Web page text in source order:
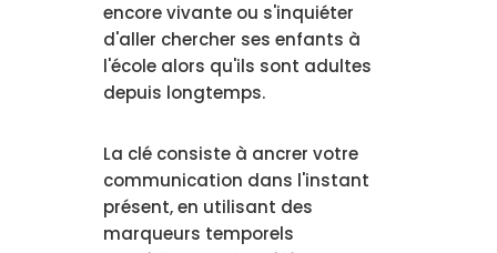
encore vivante ou s'inquiéter
d'aller chercher ses enfants à
l'école alors qu'ils sont adultes
depuis longtemps.
La clé consiste à ancrer votre
communication dans l'instant
présent, en utilisant des
marqueurs temporels